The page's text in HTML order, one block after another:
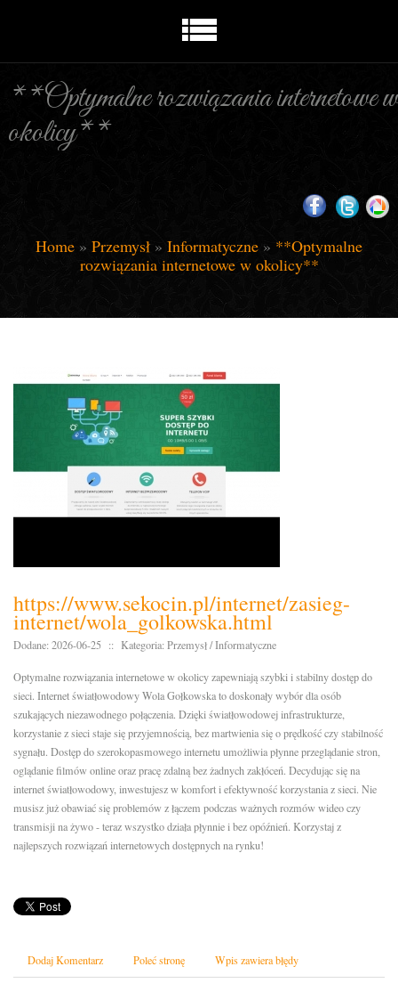
**Optymalne rozwiązania internetowe w
okolicy**
Home » Przemysł » Informatyczne » **Optymalne
rozwiązania internetowe w okolicy**
https://www.sekocin.pl/internet/zasieg-
internet/wola_golkowska.html
Dodane: 2026-06-25 :: Kategoria: Przemysł / Informatyczne
Optymalne rozwiązania internetowe w okolicy zapewniają szybki i stabilny dostęp do
sieci. Internet światłowodowy Wola Gołkowska to doskonały wybór dla osób
szukających niezawodnego połączenia. Dzięki światłowodowej infrastrukturze,
korzystanie z sieci staje się przyjemnością, bez martwienia się o prędkość czy stabilność
sygnału. Dostęp do szerokopasmowego internetu umożliwia płynne przeglądanie stron,
oglądanie filmów online oraz pracę zdalną bez żadnych zakłóceń. Decydując się na
internet światłowodowy, inwestujesz w komfort i efektywność korzystania z sieci. Nie
musisz już obawiać się problemów z łączem podczas ważnych rozmów wideo czy
transmisji na żywo - teraz wszystko działa płynnie i bez opóźnień. Korzystaj z
najlepszych rozwiązań internetowych dostępnych na rynku!
Dodaj Komentarz Poleć stronę Wpis zawiera błędy